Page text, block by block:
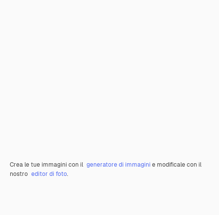
Crea le tue immagini con il generatore di immagini e modificale con il
nostro editor di foto.